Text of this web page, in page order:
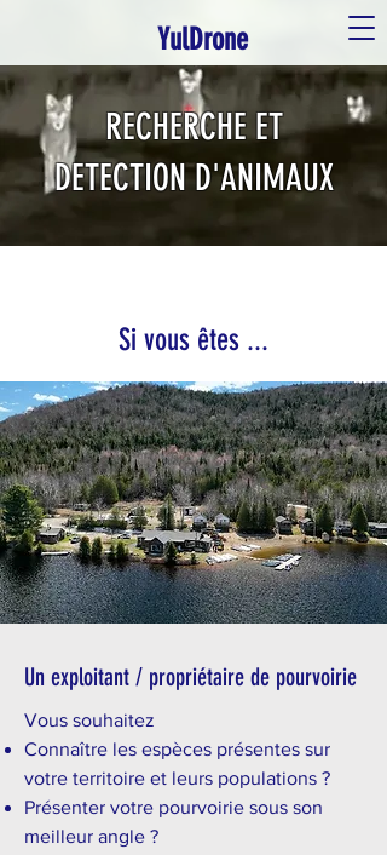
YulDrone
RECHERCHE ET
DETECTION D'ANIMAUX
Si vous êtes ...
Un exploitant / propriétaire de pourvoirie
Vous souhaitez
Connaître les espèces présentes sur
votre territoire et leurs populations ?
Présenter votre pourvoirie sous son
meilleur angle ?